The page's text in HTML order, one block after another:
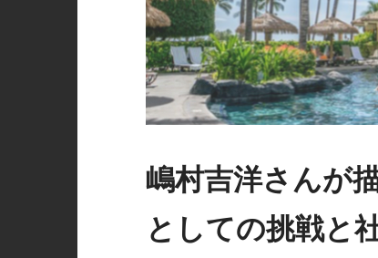
嶋村吉洋さんが
としての挑戦と